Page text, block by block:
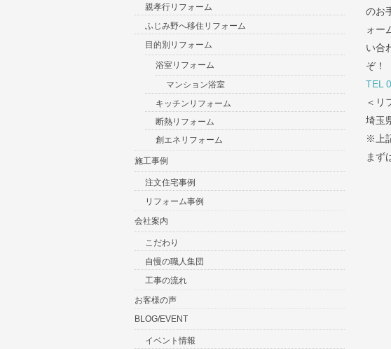
親孝行リフォーム
ふじみ野へ移住リフォーム
目的別リフォーム
浴室リフォーム
マンション浴室
キッチンリフォーム
断熱リフォーム
創エネリフォーム
施工事例
注文住宅事例
リフォーム事例
会社案内
こだわり
自慢の職人集団
工事の流れ
お客様の声
BLOG/EVENT
イベント情報
のお
ォー
い合
ぞ！
TEL
＜リ
埼玉
※上
まず